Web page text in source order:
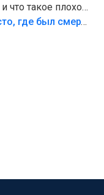
что такое плохо!
же
«Попал на пику»: СК показал место, где был смертельно травмирован ребенок в Тольятти